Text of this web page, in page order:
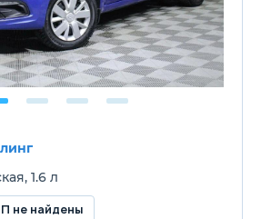
1.6 л
не найдены